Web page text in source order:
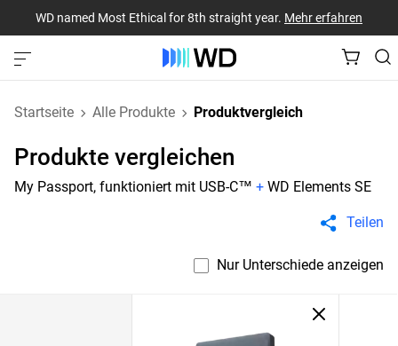
WD named Most Ethical for 8th straight year. Mehr erfahren
Startseite Alle Produkte Produktvergleich
Produkte vergleichen
My Passport, funktioniert mit USB-C™ + WD Elements SE
Teilen
Nur Unterschiede anzeigen